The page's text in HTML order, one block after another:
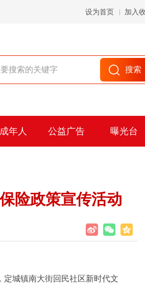
设为首页 加入
年人 公益广告 曝光台
险政策宣传活动
定城镇南大街回民社区新时代文